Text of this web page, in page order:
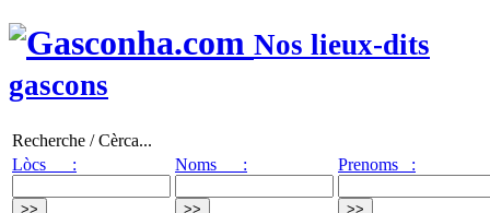
Nos lieux-dits
gascons
Recherche / Cèrca...
Lòcs :
Noms : Prenoms :